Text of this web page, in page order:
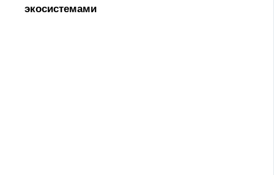
экосистемами